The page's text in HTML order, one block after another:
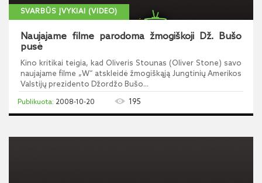
SVARBŪS ĮVYKIAI (VIDEO)
Naujajame filme parodoma žmogiškoji Dž. Bušo
pusė
Kino kritikai teigia, kad Oliveris Stounas (Oliver Stone) savo
naujajame filme „W“ atskleidė žmogiškąją Jungtinių Amerikos
Valstijų prezidento Džordžo Bušo...
2008-10-20 195